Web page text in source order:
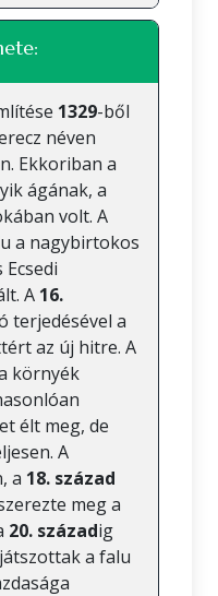
1329-ből
néven
Ekkoriban a
ágának, a
volt. A
a nagybirtokos
A 16.
terjedésével a
az új hitre. A
környék
élt meg, de
A
a 18. század
meg a
20. századig
a falu